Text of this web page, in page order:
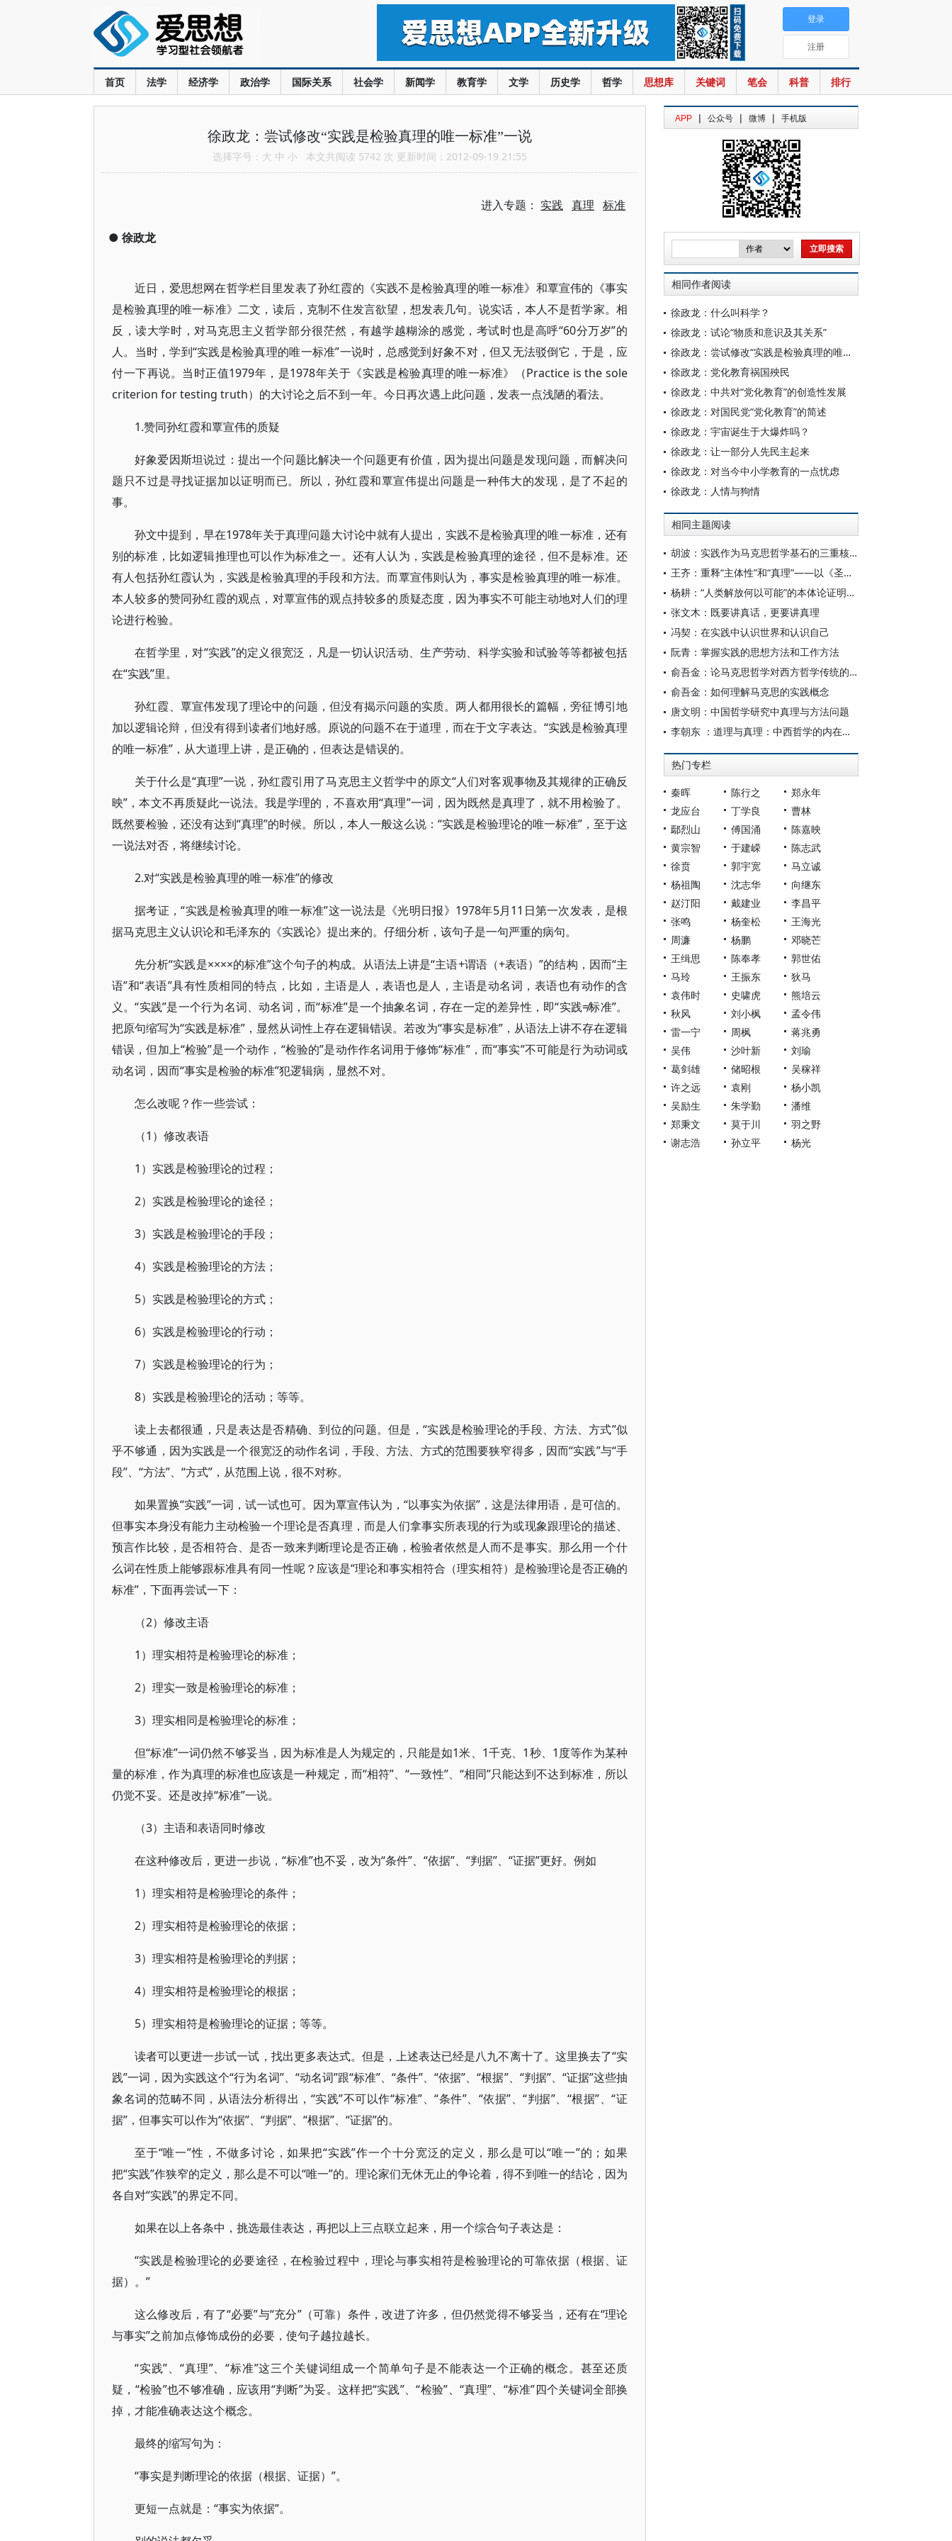
首页 法学 经济学 政治学 国际关系 社会学 新闻学 教育学 文学 历史学 哲学 思想库 关键词 笔会 科普 排行
登录
注册
徐政龙：尝试修改“实践是检验真理的唯一标准”一说
选择字号： 大 中 小 本文共阅读 5742 次 更新时间：2012-09-19 21:55
进入专题： 实践 真理 标准
● 徐政龙
近日，爱思想网在哲学栏目里发表了孙红霞的《实践不是检验真理的唯一标准》和覃宣伟的《事实
是检验真理的唯一标准》二文，读后，克制不住发言欲望，想发表几句。说实话，本人不是哲学家。相
反，读大学时，对马克思主义哲学部分很茫然，有越学越糊涂的感觉，考试时也是高呼“60分万岁”的
人。当时，学到“实践是检验真理的唯一标准”一说时，总感觉到好象不对，但又无法驳倒它，于是，应
付一下再说。当时正值1979年，是1978年关于《实践是检验真理的唯一标准》（Practice is the sole
criterion for testing truth）的大讨论之后不到一年。今日再次遇上此问题，发表一点浅陋的看法。
1.赞同孙红霞和覃宣伟的质疑
好象爱因斯坦说过：提出一个问题比解决一个问题更有价值，因为提出问题是发现问题，而解决问
题只不过是寻找证据加以证明而已。所以，孙红霞和覃宣伟提出问题是一种伟大的发现，是了不起的
事。
孙文中提到，早在1978年关于真理问题大讨论中就有人提出，实践不是检验真理的唯一标准，还有
别的标准，比如逻辑推理也可以作为标准之一。还有人认为，实践是检验真理的途径，但不是标准。还
有人包括孙红霞认为，实践是检验真理的手段和方法。而覃宣伟则认为，事实是检验真理的唯一标准。
本人较多的赞同孙红霞的观点，对覃宣伟的观点持较多的质疑态度，因为事实不可能主动地对人们的理
论进行检验。
在哲学里，对“实践”的定义很宽泛，凡是一切认识活动、生产劳动、科学实验和试验等等都被包括
在“实践”里。
孙红霞、覃宣伟发现了理论中的问题，但没有揭示问题的实质。两人都用很长的篇幅，旁征博引地
加以逻辑论辩，但没有得到读者们地好感。原说的问题不在于道理，而在于文字表达。“实践是检验真理
的唯一标准”，从大道理上讲，是正确的，但表达是错误的。
关于什么是“真理”一说，孙红霞引用了马克思主义哲学中的原文“人们对客观事物及其规律的正确反
映”，本文不再质疑此一说法。我是学理的，不喜欢用“真理”一词，因为既然是真理了，就不用检验了。
既然要检验，还没有达到“真理”的时候。所以，本人一般这么说：“实践是检验理论的唯一标准”，至于这
一说法对否，将继续讨论。
2.对“实践是检验真理的唯一标准”的修改
据考证，“实践是检验真理的唯一标准”这一说法是《光明日报》1978年5月11日第一次发表，是根
据马克思主义认识论和毛泽东的《实践论》提出来的。仔细分析，该句子是一句严重的病句。
先分析“实践是××××的标准”这个句子的构成。从语法上讲是“主语+谓语（+表语）”的结构，因而“主
语”和“表语”具有性质相同的特点，比如，主语是人，表语也是人，主语是动名词，表语也有动作的含
义。“实践”是一个行为名词、动名词，而“标准”是一个抽象名词，存在一定的差异性，即“实践≠标准”。
把原句缩写为“实践是标准”，显然从词性上存在逻辑错误。若改为“事实是标准”，从语法上讲不存在逻辑
错误，但加上“检验”是一个动作，“检验的”是动作作名词用于修饰“标准”，而“事实”不可能是行为动词或
动名词，因而“事实是检验的标准”犯逻辑病，显然不对。
怎么改呢？作一些尝试：
（1）修改表语
1）实践是检验理论的过程；
2）实践是检验理论的途径；
3）实践是检验理论的手段；
4）实践是检验理论的方法；
5）实践是检验理论的方式；
6）实践是检验理论的行动；
7）实践是检验理论的行为；
8）实践是检验理论的活动；等等。
读上去都很通，只是表达是否精确、到位的问题。但是，“实践是检验理论的手段、方法、方式”似
乎不够通，因为实践是一个很宽泛的动作名词，手段、方法、方式的范围要狭窄得多，因而“实践”与“手
段”、“方法”、“方式”，从范围上说，很不对称。
如果置换“实践”一词，试一试也可。因为覃宣伟认为，“以事实为依据”，这是法律用语，是可信的。
但事实本身没有能力主动检验一个理论是否真理，而是人们拿事实所表现的行为或现象跟理论的描述、
预言作比较，是否相符合、是否一致来判断理论是否正确，检验者依然是人而不是事实。那么用一个什
么词在性质上能够跟标准具有同一性呢？应该是“理论和事实相符合（理实相符）是检验理论是否正确的
标准”，下面再尝试一下：
（2）修改主语
1）理实相符是检验理论的标准；
2）理实一致是检验理论的标准；
3）理实相同是检验理论的标准；
但“标准”一词仍然不够妥当，因为标准是人为规定的，只能是如1米、1千克、1秒、1度等作为某种
量的标准，作为真理的标准也应该是一种规定，而“相符”、“一致性”、“相同”只能达到不达到标准，所以
仍觉不妥。还是改掉“标准”一说。
（3）主语和表语同时修改
在这种修改后，更进一步说，“标准”也不妥，改为“条件”、“依据”、“判据”、“证据”更好。例如
1）理实相符是检验理论的条件；
2）理实相符是检验理论的依据；
3）理实相符是检验理论的判据；
4）理实相符是检验理论的根据；
5）理实相符是检验理论的证据；等等。
读者可以更进一步试一试，找出更多表达式。但是，上述表达已经是八九不离十了。这里换去了“实
践”一词，因为实践这个“行为名词”、“动名词”跟“标准”、“条件”、“依据”、“根据”、“判据”、“证据”这些抽
象名词的范畴不同，从语法分析得出，“实践”不可以作“标准”、“条件”、“依据”、“判据”、“根据”、“证
据”，但事实可以作为“依据”、“判据”、“根据”、“证据”的。
至于“唯一”性，不做多讨论，如果把“实践”作一个十分宽泛的定义，那么是可以“唯一”的；如果
把“实践”作狭窄的定义，那么是不可以“唯一”的。理论家们无休无止的争论着，得不到唯一的结论，因为
各自对“实践”的界定不同。
如果在以上各条中，挑选最佳表达，再把以上三点联立起来，用一个综合句子表达是：
“实践是检验理论的必要途径，在检验过程中，理论与事实相符是检验理论的可靠依据（根据、证
据）。”
这么修改后，有了“必要”与“充分”（可靠）条件，改进了许多，但仍然觉得不够妥当，还有在“理论
与事实”之前加点修饰成份的必要，使句子越拉越长。
“实践”、“真理”、“标准”这三个关键词组成一个简单句子是不能表达一个正确的概念。甚至还质
疑，“检验”也不够准确，应该用“判断”为妥。这样把“实践”、“检验”、“真理”、“标准”四个关键词全部换
掉，才能准确表达这个概念。
最终的缩写句为：
“事实是判断理论的依据（根据、证据）”。
更短一点就是：“事实为依据”。
APP | 公众号 | 微博 | 手机版
相同作者阅读
徐政龙：什么叫科学？
徐政龙：试论“物质和意识及其关系”
徐政龙：尝试修改“实践是检验真理的唯一标准”一说
徐政龙：党化教育祸国殃民
徐政龙：中共对“党化教育”的创造性发展
徐政龙：对国民党“党化教育”的简述
徐政龙：宇宙诞生于大爆炸吗？
徐政龙：让一部分人先民主起来
徐政龙：对当今中小学教育的一点忧虑
徐政龙：人情与狗情
相同主题阅读
胡波：实践作为马克思哲学基石的三重核心要义
王齐：重释“主体性”和“真理”——以《圣保罗：普遍主义的基础》为中心
杨耕：“人类解放何以可能”的本体论证明——关于马克思主义哲学本体论的再思考
张文木：既要讲真话，更要讲真理
冯契：在实践中认识世界和认识自己
阮青：掌握实践的思想方法和工作方法
俞吾金：论马克思哲学对西方哲学传统的扬弃——兼论马克思的实践、自由概念与康德的关系
俞吾金：如何理解马克思的实践概念
唐文明：中国哲学研究中真理与方法问题
李朝东 ：道理与真理：中西哲学的内在差异
热门专栏
秦晖 陈行之
郑永年
龙应台
丁学良
曹林
鄢烈山
傅国涌
陈嘉映
黄宗智
于建嵘
陈志武
徐贲
郭宇宽
马立诚
杨祖陶
沈志华
向继东
赵汀阳
戴建业
李昌平
张鸣
杨奎松
王海光
周濂
杨鹏
邓晓芒
王缉思
陈奉孝
郭世佑
马玲
王振东
狄马
袁伟时
史啸虎
熊培云
秋风
刘小枫
孟令伟
雷一宁
周枫
蒋兆勇
吴伟
沙叶新
刘瑜
葛剑雄
储昭根
吴稼祥
许之远
袁刚
杨小凯
吴励生
朱学勤
潘维
郑秉文
莫于川
羽之野
谢志浩
孙立平 杨光